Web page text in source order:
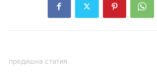
предишна статия